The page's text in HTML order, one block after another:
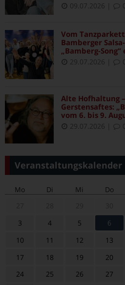
09.07.2026
Vom
Bamberger
„Bamberg-
29.07.2026
Alte Hofhaltung
Gerstensaftes:
vom 6. bis 9.
29.07.2026
Veranstaltungskalender
Mo Di Mi Do
3
4 5 6
10
11 12 13
17
18 19 20
24
25 26 27